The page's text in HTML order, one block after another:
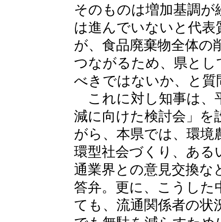
そのものは増加基調
は進んでいないと代
が、食品廃棄物全体の
つながるため、県と
べきではないか、と質
これに対し知事は、
減に向けた検討会」を
がら、本県では、環境
環型社会づくり、ある
通業界との意見交換
答弁。更に、こうし
ても、流通関係者の状